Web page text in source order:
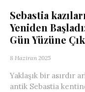
Sebastia
Yeniden
Gün Yüzüne
8 Haziran 2025
Yaklaşık bir asırdır
antik Sebastia